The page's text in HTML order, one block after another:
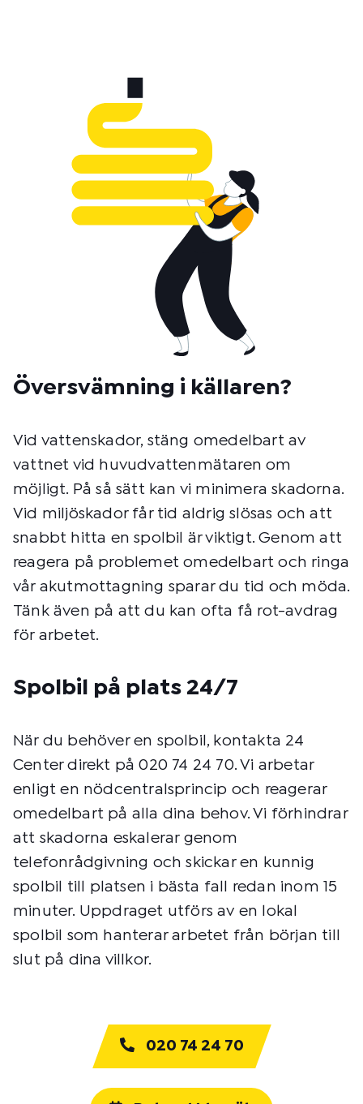
Översvämning i källaren?
Vid vattenskador, stäng omedelbart av
vattnet vid huvudvattenmätaren om
möjligt. På så sätt kan vi minimera skadorna.
Vid miljöskador får tid aldrig slösas och att
snabbt hitta en spolbil är viktigt. Genom att
reagera på problemet omedelbart och ringa
vår akutmottagning sparar du tid och möda.
Tänk även på att du kan ofta få rot-avdrag
för arbetet.
Spolbil på plats 24/7
När du behöver en spolbil, kontakta 24
Center direkt på 020 74 24 70. Vi arbetar
enligt en nödcentralsprincip och reagerar
omedelbart på alla dina behov. Vi förhindrar
att skadorna eskalerar genom
telefonrådgivning och skickar en kunnig
spolbil till platsen i bästa fall redan inom 15
minuter. Uppdraget utförs av en lokal
spolbil som hanterar arbetet från början till
slut på dina villkor.
020 74 24 70